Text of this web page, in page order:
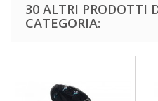
30 ALTRI PRODOTTI
CATEGORIA: